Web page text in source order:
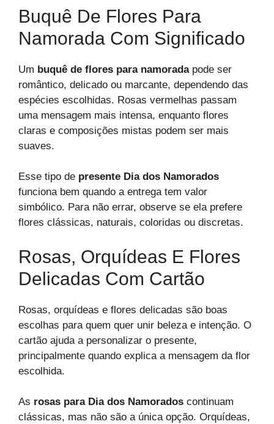
Buquê De Flores Para
Namorada Com Significado
Um buquê de flores para namoradapode ser
romântico, delicado ou marcante, dependendo das
espécies escolhidas. Rosas vermelhas passam
uma mensagem mais intensa, enquanto flores
claras e composições mistas podem ser mais
suaves.
Esse tipo de presente Dia dos Namorados
funciona bem quando a entrega tem valor
simbólico. Para não errar, observe se ela prefere
flores clássicas, naturais, coloridas ou discretas.
Rosas, Orquídeas E Flores
Delicadas Com Cartão
Rosas, orquídeas e flores delicadas são boas
escolhas para quem quer unir beleza e intenção. O
cartão ajuda a personalizar o presente,
principalmente quando explica a mensagem da flor
escolhida.
As rosas para Dia dos Namorados continuam
clássicas, mas não são a única opção. Orquídeas,